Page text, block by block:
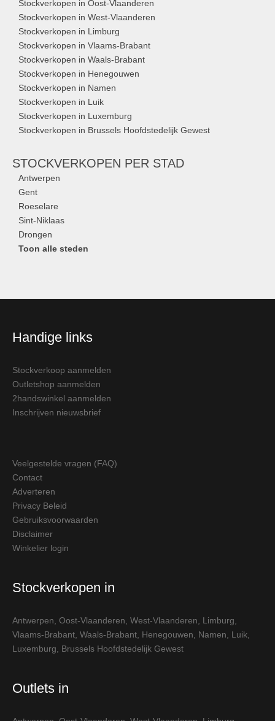
Stockverkopen in Oost-Vlaanderen
Stockverkopen in West-Vlaanderen
Stockverkopen in Limburg
Stockverkopen in Vlaams-Brabant
Stockverkopen in Waals-Brabant
Stockverkopen in Henegouwen
Stockverkopen in Namen
Stockverkopen in Luik
Stockverkopen in Luxemburg
Stockverkopen in Brussels Hoofdstedelijk Gewest
STOCKVERKOPEN PER STAD
Antwerpen
Gent
Roeselare
Sint-Niklaas
Drongen
Toon alle steden
Handige links
Stockverkoop aanmelden
Outletshop aanmelden
2handswinkel aanmelden
Inschrijven nieuwsbrief
Veelgestelde vragen (FAQ)
Contact
Adverteren
Privacy Beleid
Gebruiksvoorwaarden
Disclaimer
Winkelier login
Stockverkopen in
Antwerpen Oost-Vlaanderen West-Vlaanderen Limburg
Vlaams-Brabant Waals-Brabant Henegouwen Namen Luik
Luxemburg
Brussels Hoofdstedelijk Gewest
Outlets in